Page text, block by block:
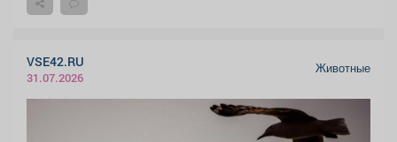
VSE42.RU
31.07.2026
Животные